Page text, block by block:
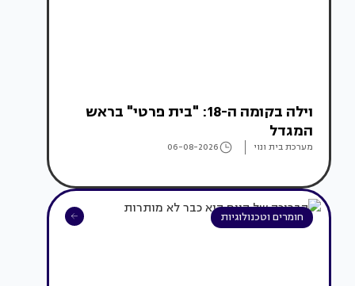
וילה בקומה ה-18: "בית פרטי" בראש
המגדל
מערכת בית ונוי 06-08-2026
חומרים וטכנולוגיות